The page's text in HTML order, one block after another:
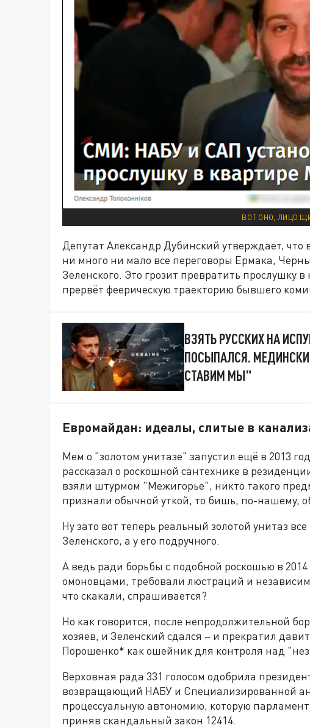
ВОТ ОНО, ЛИЦО
Депутат Александр Дубинский утверждает,
ни много ни мало все переговоры Ермака,
Зеленского. Это грозит превратить прослушку
прервёт феерическую траекторию бывшего
ВЗЯТЬ РУССКИХ НА
ПОСЫПАЛСЯ.
СТАВИМ МЫ"
Евромайдан: идеалы, слитые в
Мем о "золотом унитазе" запустил ещё в 2013
рассказал о роскошной сантехнике в
взяли штурмом "Межигорье", никто такого
признали обычной уткой, то бишь, по-нашему,
Ну зато вот теперь реальный золотой унитаз
Зеленского, а у его подручного.
А ведь ради борьбы с подобной роскошью в
омоновцами, требовали люстраций и
что скакали, спрашивается?
Но как говорится, после непродолжительной
хозяев, и Зеленский сдался – и прекратил
Порошенко* как ошейник для контроля над
Верховная рада 331 голосом одобрила
возвращающий НАБУ и Специализированной
процессуальную автономию, которую
приняв скандальный закон 12414.